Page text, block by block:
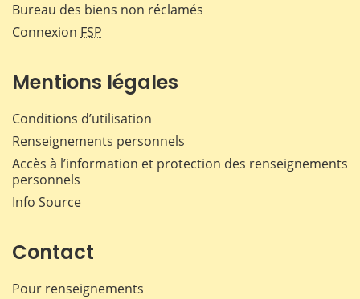
Bureau des biens non réclamés
Connexion FSP
Mentions légales
Conditions d’utilisation
Renseignements personnels
Accès à l’information et protection des renseignements
personnels
Info Source
Contact
Pour renseignements